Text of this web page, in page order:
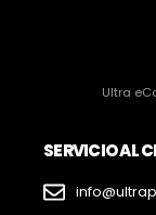
Ultra
SERVICIO AL